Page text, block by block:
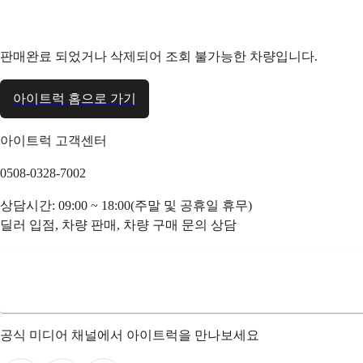
판매완료 되었거나 삭제되어 조회 불가능한 차량입니다.
아이트럭 홈으로 가기
아이트럭 고객센터
0508-0328-7002
상담시간: 09:00 ~ 18:00(주말 및 공휴일 휴무)
딜러 입점, 차량 판매, 차량 구매 문의 상담
공식 미디어 채널에서 아이트럭을 만나보세요